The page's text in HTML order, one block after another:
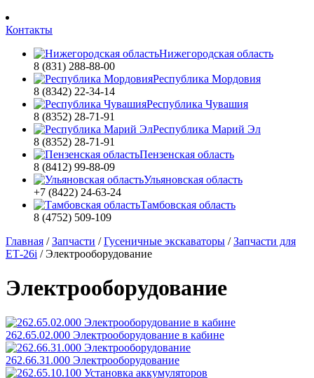
Контакты
Нижегородская область
8 (831) 288-88-00
Республика Мордовия
8 (8342) 22-34-14
Республика Чувашия
8 (8352) 28-71-91
Республика Марий Эл
8 (8352) 28-71-91
Пензенская область
8 (8412) 99-88-09
Ульяновская область
+7 (8422) 24-63-24
Тамбовская область
8 (4752) 509-109
Главная /Запчасти /Гусеничные экскаваторы /Запчасти для
ЕТ-26i /Электрооборудование
Электрооборудование
262.65.02.000 Электрооборудование в кабине
262.66.31.000 Электрооборудование